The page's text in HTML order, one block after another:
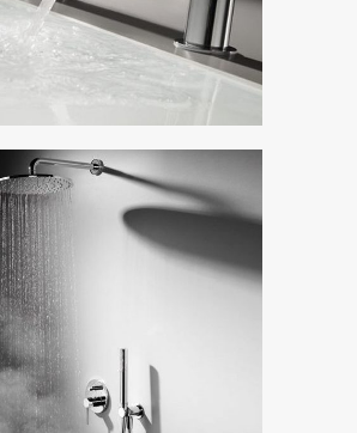
Tres Study
Показать коллекцию